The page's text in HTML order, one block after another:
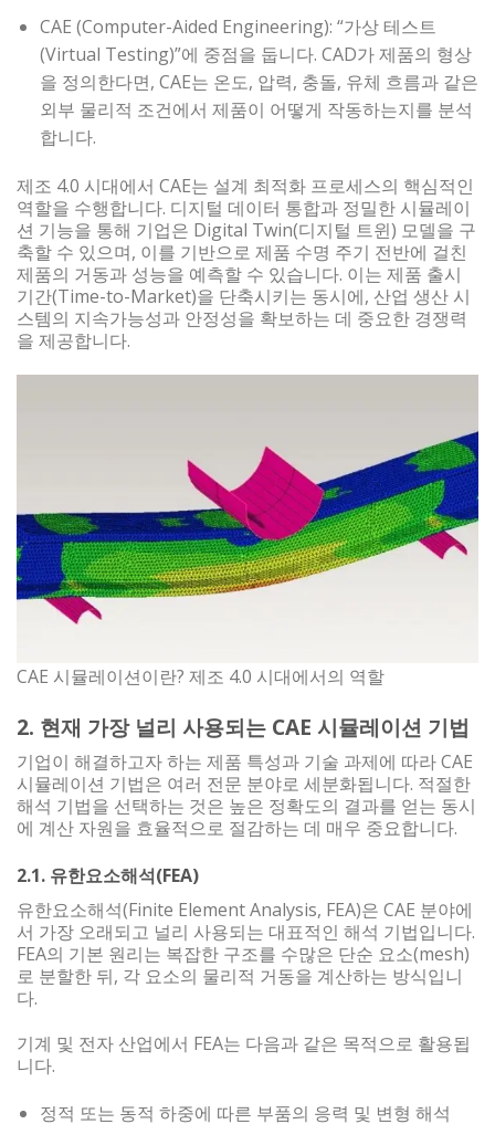
CAE (Computer-Aided Engineering): “가상 테스트
(Virtual Testing)”에 중점을 둡니다. CAD가 제품의 형상
을 정의한다면, CAE는 온도, 압력, 충돌, 유체 흐름과 같은
외부 물리적 조건에서 제품이 어떻게 작동하는지를 분석
합니다.
제조 4.0 시대에서 CAE는 설계 최적화 프로세스의 핵심적인
역할을 수행합니다. 디지털 데이터 통합과 정밀한 시뮬레이
션 기능을 통해 기업은 Digital Twin(디지털 트윈) 모델을 구
축할 수 있으며, 이를 기반으로 제품 수명 주기 전반에 걸친
제품의 거동과 성능을 예측할 수 있습니다. 이는 제품 출시
기간(Time-to-Market)을 단축시키는 동시에, 산업 생산 시
스템의 지속가능성과 안정성을 확보하는 데 중요한 경쟁력
을 제공합니다.
CAE 시뮬레이션이란? 제조 4.0 시대에서의 역할
2. 현재 가장 널리 사용되는 CAE 시뮬레이션 기법
기업이 해결하고자 하는 제품 특성과 기술 과제에 따라 CAE
시뮬레이션 기법은 여러 전문 분야로 세분화됩니다. 적절한
해석 기법을 선택하는 것은 높은 정확도의 결과를 얻는 동시
에 계산 자원을 효율적으로 절감하는 데 매우 중요합니다.
2.1. 유한요소해석(FEA)
유한요소해석(Finite Element Analysis, FEA)은 CAE 분야에
서 가장 오래되고 널리 사용되는 대표적인 해석 기법입니다.
FEA의 기본 원리는 복잡한 구조를 수많은 단순 요소(mesh)
로 분할한 뒤, 각 요소의 물리적 거동을 계산하는 방식입니
다.
기계 및 전자 산업에서 FEA는 다음과 같은 목적으로 활용됩
니다.
정적 또는 동적 하중에 따른 부품의 응력 및 변형 해석